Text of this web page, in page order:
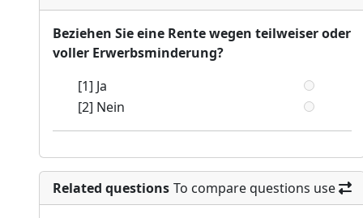
Beziehen Sie eine Rente wegen teilweiser oder
voller Erwerbsminderung?
[1] Ja
[2] Nein
Related questions To compare questions use